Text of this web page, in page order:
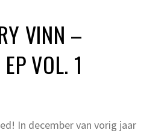
VINN –
VOL. 1
In december van vorig jaar